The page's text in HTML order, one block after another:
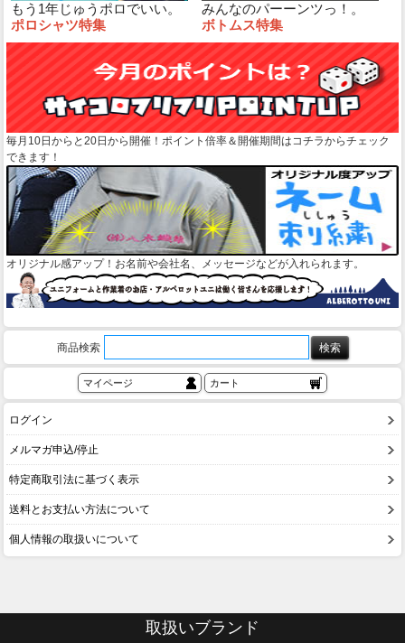
もう1年じゅうポロでいい。
ポロシャツ特集
みんなのパーーンツっ！。
ボトムス特集
毎月10日からと20日から開催！ポイント倍率＆開催期間はコチラからチェック
できます！
オリジナル感アップ！お名前や会社名、メッセージなどが入れられます。
商品検索
マイページ カート
ログイン
メルマガ申込/停止
特定商取引法に基づく表示
送料とお支払い方法について
個人情報の取扱いについて
取扱いブランド